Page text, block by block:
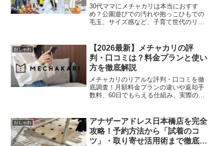
30代ママにメチャカリは本当におすす
め？公園遊びでの汚れや抱っこひもでの
毛玉、サイズ感など、子育て世代のリア
取れる賢い活用術・料金プランまで詳し
く解説します。
おしゃれ
【2026最新】メチャカリの評
判・口コミは？料金プランと使い
方を徹底解説
メチャカリのリアルな評判・口コミを徹
底調査！月額料金プランの違いや返却手
数料、60日でもらえる仕組み、実際の使
ドがある？」といった気になる疑問・注
意点も丸ごと解消します！
おしゃれ
アナザーアドレス日本橋店を完全
攻略！予約方法から「試着のコ
ツ」・取り寄せ活用術まで徹底解